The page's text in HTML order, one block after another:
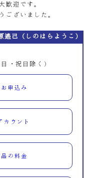
歓迎です。
ございました。
遙己（しのはらようこ）
日・祝日除く）
申込み
カウント
の料金